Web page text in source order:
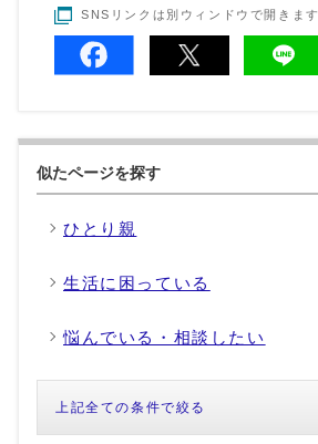
SNSリンクは別ウィンドウで開きます
似たページを探す
ひとり親
生活に困っている
悩んでいる・相談したい
上記全ての条件で絞る